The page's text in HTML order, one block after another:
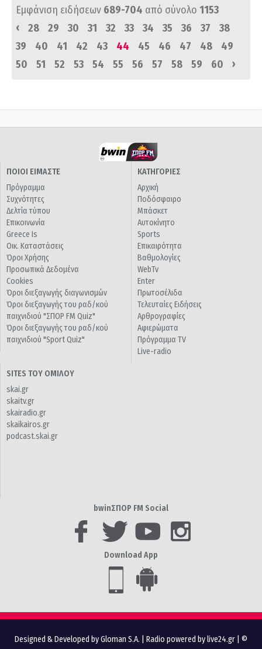
Εμφάνιση ειδήσεων 689-704 από σύνολο 1153
‹
28 29 30 31 32 33 34 35 36 37
38
39
40 41 42 43 44 45 46 47 48
49
50
51 52 53 54 55 56 57 58 59 60 ›
ΠΟΙΟΙ ΕΙΜΑΣΤΕ
Πρόγραμμα
Συχνότητες
Δελτία τύπου
Επικοινωνία
Greece Is
Οικ. Καταστάσεις
Όροι Χρήσης
Προσωπικά Δεδομένα
Cookies
Όροι διεξαγωγής διαγωνισμών
Όροι διεξαγωγής του ραδ/κού
παιχνιδιού "ΣΠΟΡ FM Quiz"
Όροι διεξαγωγής του ραδ/κού
παιχνιδιού "Sport Quiz"
ΚΑΤΗΓΟΡΙΕΣ
Αρχική
Ποδόσφαιρο
Μπάσκετ
Αυτοκίνητο
Sports
Επικαιρότητα
Βαθμολογίες
WebTv
Enter
Πρωτοσέλιδα
Τελευταίες Ειδήσεις
Αρθρογραφίες
Αφιερώματα
Πρόγραμμα TV
Live-radio
SITES ΤΟΥ ΟΜΙΛΟΥ
skai.gr
skaitv.gr
skairadio.gr
skaikairos.gr
podcast.skai.gr
bwinΣΠΟΡ FM Social
Download App
Designed & Developed by Gloman S.A. Radio powered by live24.gr | ©